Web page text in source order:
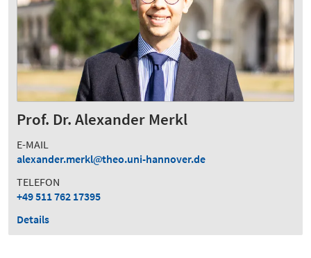
Prof. Dr. Alexander Merkl
E-MAIL
alexander.merkl
theo.uni-hannover.de
TELEFON
+49 511 762 17395
Details